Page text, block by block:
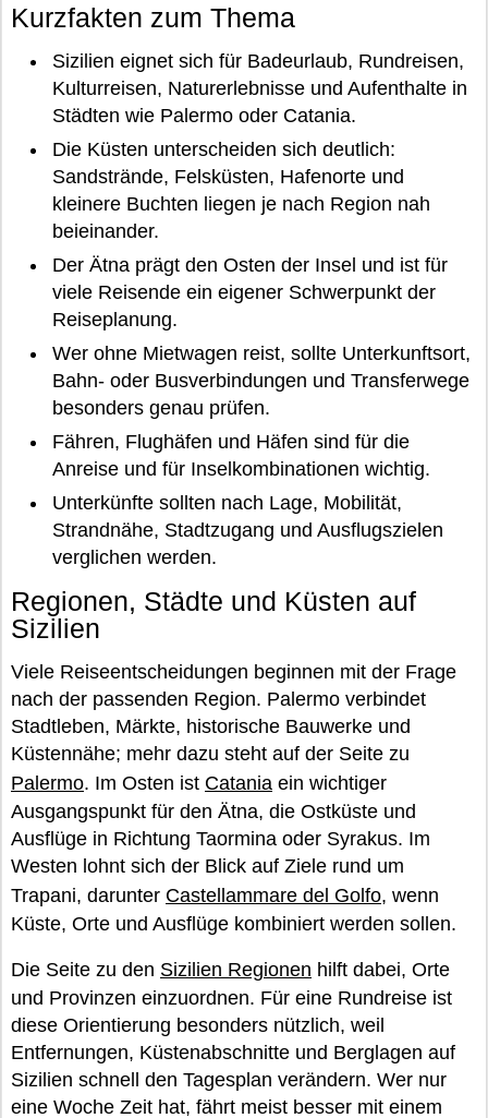
Kurzfakten zum Thema
Sizilien eignet sich für Badeurlaub, Rundreisen,
Kulturreisen, Naturerlebnisse und Aufenthalte in
Städten wie Palermo oder Catania.
Die Küsten unterscheiden sich deutlich:
Sandstrände, Felsküsten, Hafenorte und
kleinere Buchten liegen je nach Region nah
beieinander.
Der Ätna prägt den Osten der Insel und ist für
viele Reisende ein eigener Schwerpunkt der
Reiseplanung.
Wer ohne Mietwagen reist, sollte Unterkunftsort,
Bahn- oder Busverbindungen und Transferwege
besonders genau prüfen.
Fähren, Flughäfen und Häfen sind für die
Anreise und für Inselkombinationen wichtig.
Unterkünfte sollten nach Lage, Mobilität,
Strandnähe, Stadtzugang und Ausflugszielen
verglichen werden.
Regionen, Städte und Küsten auf
Sizilien
Viele Reiseentscheidungen beginnen mit der Frage
nach der passenden Region. Palermo verbindet
Stadtleben, Märkte, historische Bauwerke und
Küstennähe; mehr dazu steht auf der Seite zu
Palermo. Im Osten ist Catania ein wichtiger
Ausgangspunkt für den Ätna, die Ostküste und
Ausflüge in Richtung Taormina oder Syrakus. Im
Westen lohnt sich der Blick auf Ziele rund um
Trapani, darunter Castellammare del Golfo, wenn
Küste, Orte und Ausflüge kombiniert werden sollen.
Die Seite zu den Sizilien Regionen hilft dabei, Orte
und Provinzen einzuordnen. Für eine Rundreise ist
diese Orientierung besonders nützlich, weil
Entfernungen, Küstenabschnitte und Berglagen auf
Sizilien schnell den Tagesplan verändern. Wer nur
eine Woche Zeit hat, fährt meist besser mit einem